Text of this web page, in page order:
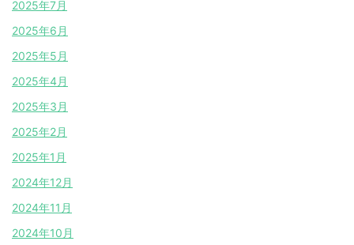
2025年7月
2025年6月
2025年5月
2025年4月
2025年3月
2025年2月
2025年1月
2024年12月
2024年11月
2024年10月